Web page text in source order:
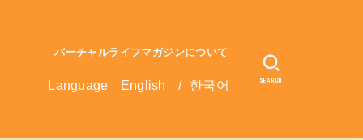
バーチャルライフマガジンについて
Language English / 한국어 SEARCH